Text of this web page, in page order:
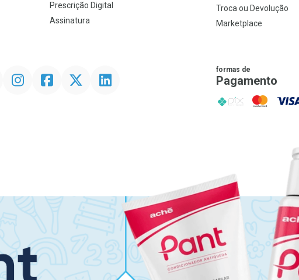
Prescrição Digital
Assinatura
Troca ou Devolução
Marketplace
InstagramFacebookTwitter Linkedin formas de
Pagamento
PIX MasterCard
VISA